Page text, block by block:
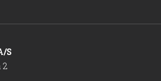
S
2